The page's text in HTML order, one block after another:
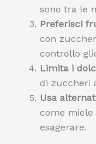
sono tra le
Preferisci
con
controllo
Limita i
di zuccheri
Usa
come miele
esagerare.